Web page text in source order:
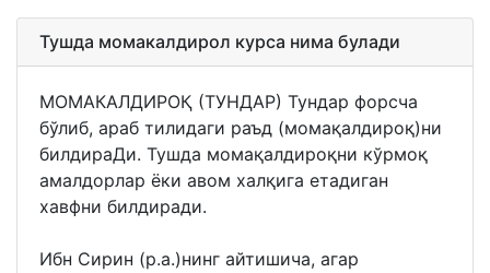
Тушда момакалдирол курса нима булади
МОМАКАЛДИРОҚ (ТУНДАР) Тундар форсча
бўлиб, араб тилидаги раъд (момақалдироқ)ни
билдираДи. Тушда момақалдироқни кўрмоқ
амалдорлар ёки авом халқига етадиган
хавфни билдиради.
Ибн Сирин (р.а.)нинг айтишича, агар